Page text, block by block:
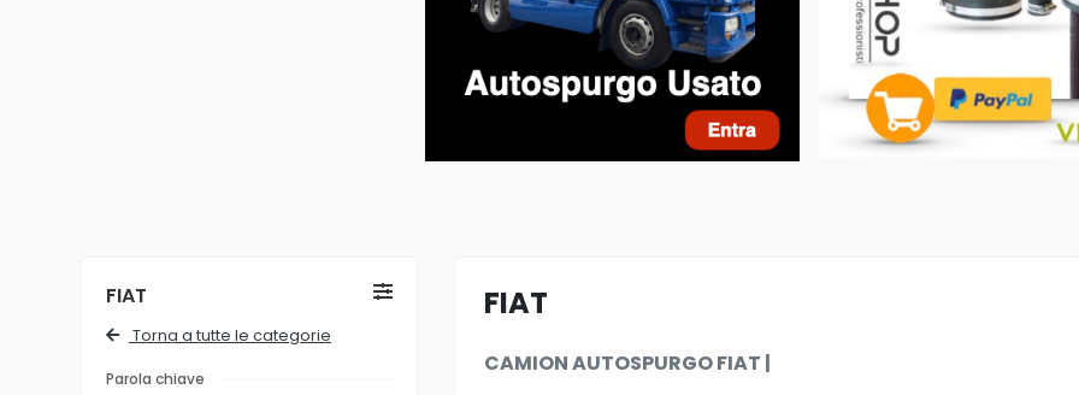
FIAT
Torna a tutte le categorie
Parola chiave
FIAT
CAMION AUTOSPURGO FIAT |